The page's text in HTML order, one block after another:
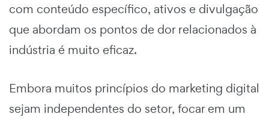
com conteúdo específico, ativos e divulgação
que abordam os pontos de dor relacionados à
indústria é muito eficaz.
Embora muitos princípios do marketing digital
sejam independentes do setor, focar em um